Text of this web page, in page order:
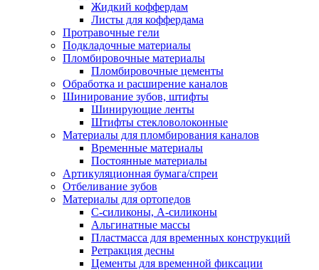
Жидкий коффердам
Листы для коффердама
Протравочные гели
Подкладочные материалы
Пломбировочные материалы
Пломбировочные цементы
Обработка и расширение каналов
Шинирование зубов, штифты
Шинирующие ленты
Штифты стекловолоконные
Материалы для пломбирования каналов
Временные материалы
Постоянные материалы
Артикуляционная бумага/спреи
Отбеливание зубов
Материалы для ортопедов
C-силиконы, А-силиконы
Альгинатные массы
Пластмасса для временных конструкций
Ретракция десны
Цементы для временной фиксации